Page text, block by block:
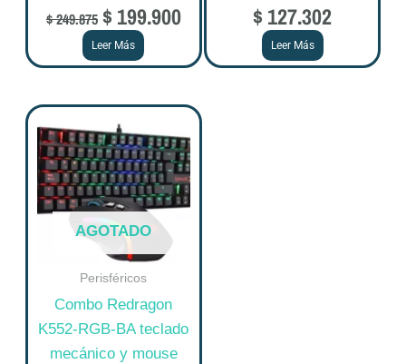
$249.875 $ 199.900
Leer Más
$ 127.302
Leer Más
AGOTADO
Perisféricos
Combo Redragon
K552-RGB-BA teclado
mecánico y mouse